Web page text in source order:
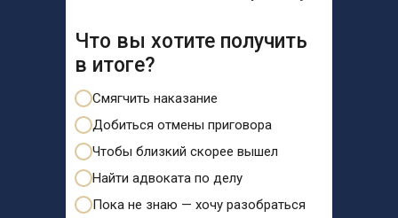
Что вы хотите получить
в итоге?
Смягчить наказание
Добиться отмены приговора
Чтобы близкий скорее вышел
Найти адвоката по делу
Пока не знаю — хочу разобраться